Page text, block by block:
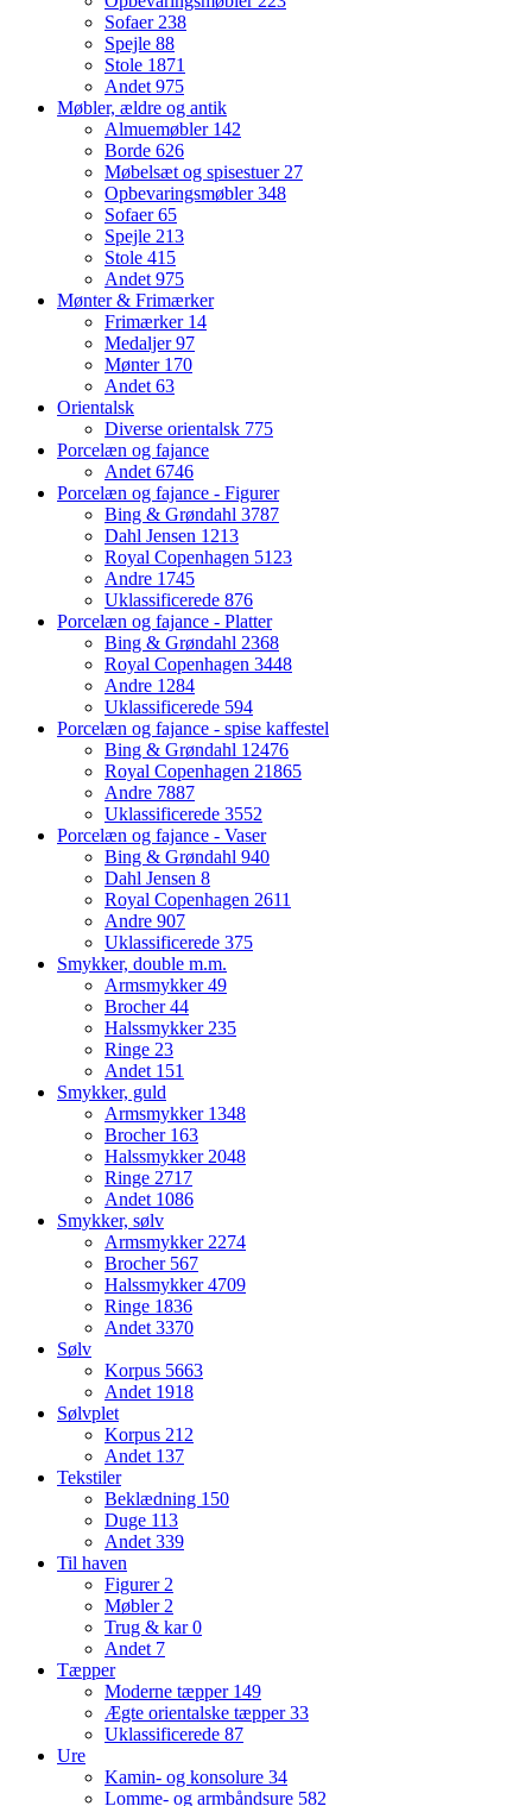
Sofaer238
Spejle 88
Stole 1871
Andet975
Møbler, ældre og antik
Almuemøbler 142
Borde 626
Møbelsæt og spisestuer27
Opbevaringsmøbler348
Sofaer65
Spejle 213
Stole 415
Andet975
Mønter & Frimærker
Frimærker 14
Medaljer97
Mønter 170
Andet63
Orientalsk
Diverse orientalsk 775
Porcelæn og fajance
Andet6746
Porcelæn og fajance - Figurer
Bing & Grøndahl 3787
Dahl Jensen 1213
Royal Copenhagen 5123
Andre 1745
Uklassificerede 876
Porcelæn og fajance - Platter
Bing & Grøndahl 2368
Royal Copenhagen 3448
Andre 1284
Uklassificerede 594
Porcelæn og fajance - spise kaffestel
Bing & Grøndahl 12476
Royal Copenhagen 21865
Andre 7887
Uklassificerede 3552
Porcelæn og fajance - Vaser
Bing & Grøndahl 940
Dahl Jensen 8
Royal Copenhagen 2611
Andre 907
Uklassificerede 375
Smykker, double m.m.
Armsmykker49
Brocher44
Halssmykker235
Ringe 23
Andet 151
Smykker, guld
Armsmykker 1348
Brocher 163
Halssmykker2048
Ringe 2717
Andet 1086
Smykker, sølv
Armsmykker2274
Brocher 567
Halssmykker4709
Ringe 1836
Andet3370
Sølv
Korpus 5663
Andet 1918
Sølvplet
Korpus 212
Andet 137
Tekstiler
Beklædning 150
Duge 113
Andet339
Til haven
Figurer2
Møbler2
Trug & kar0
Andet 7
Tæpper
Moderne tæpper 149
Ægte orientalske tæpper33
Uklassificerede 87
Ure
Kamin- og konsolure 34
Lomme- og armbåndsure 582